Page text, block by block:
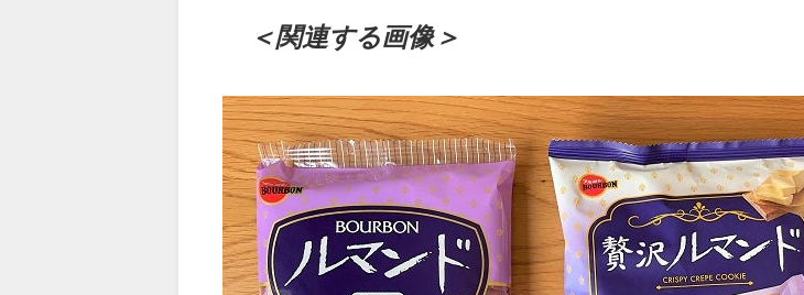
＜関連する画像＞